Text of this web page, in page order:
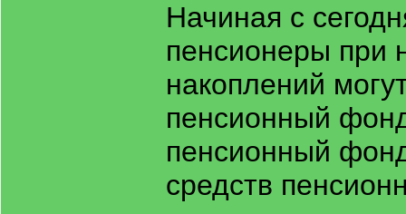
Начиная с
пенсионеры при
накоплений
пенсионный
пенсионный
средств